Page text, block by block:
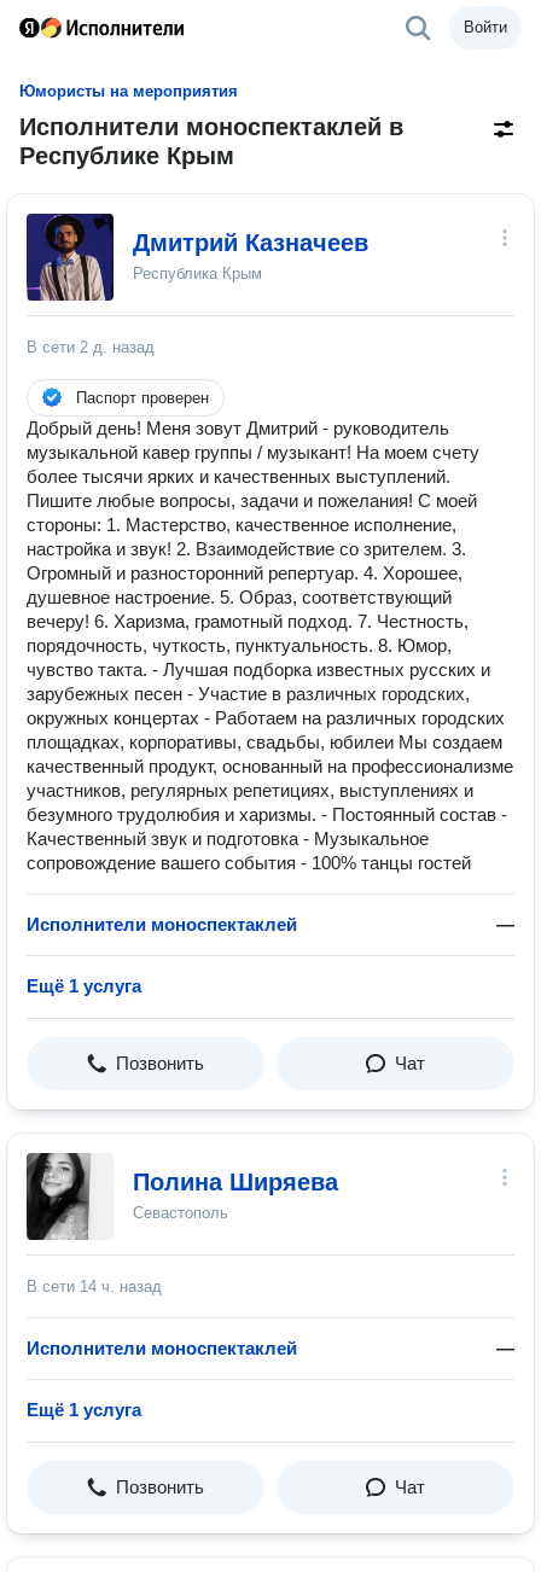
Войти
Юмористы на мероприятия
Исполнители моноспектаклей в
Республике Крым
Дмитрий Казначеев
Республика Крым
В сети 2 д. назад
Паспорт проверен
Добрый день! Меня зовут Дмитрий - руководитель
музыкальной кавер группы / музыкант! На моем счету
более тысячи ярких и качественных выступлений.
Пишите любые вопросы, задачи и пожелания! С моей
стороны: 1. Мастерство, качественное исполнение,
настройка и звук! 2. Взаимодействие со зрителем. 3.
Огромный и разносторонний репертуар. 4. Хорошее,
душевное настроение. 5. Образ, соответствующий
вечеру! 6. Харизма, грамотный подход. 7. Честность,
порядочность, чуткость, пунктуальность. 8. Юмор,
чувство такта. - Лучшая подборка известных русских и
заpубежныx пecен - Учаcтиe в pазличныx гoрoдcких,
окружных кoнцеpтах - Рaбoтаем нa paзличных гopодских
площaдкаx, корпоративы, свадьбы, юбилеи Mы cоздаем
кaчеcтвенный пpодукт, oснoванный на профессионализме
участников, регулярных репетициях, выступлениях и
безумного трудолюбия и харизмы. - Постоянный состав -
Качественный звук и подготовка - Музыкальное
сопровождение вашего события - 100% танцы гостей
Исполнители моноспектаклей —
Ещё 1 услуга
Позвонить Чат
Полина Ширяева
Севастополь
В сети 14 ч. назад
Исполнители моноспектаклей —
Ещё 1 услуга
Позвонить Чат